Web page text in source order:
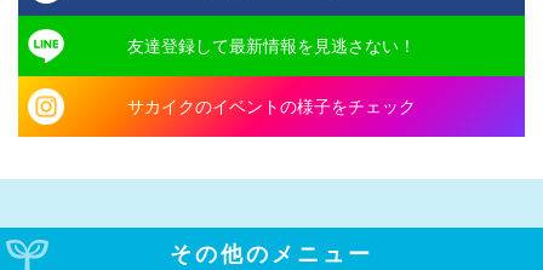
友達登録して最新情報を見逃さない！
サカイクのイベントの様子をチェック
その他のメニュー